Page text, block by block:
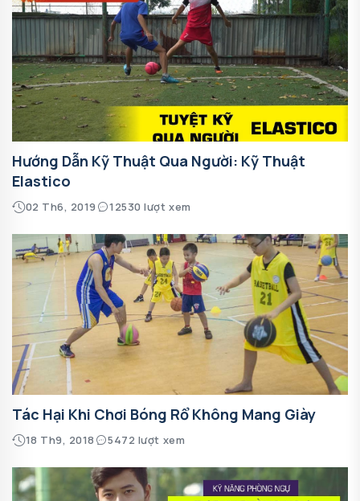
Hướng Dẫn Kỹ Thuật Qua Người: Kỹ Thuật
Elastico
02 Th6, 2019 12530 lượt xem
Tác Hại Khi Chơi Bóng Rổ Không Mang Giày
18 Th9, 2018 5472 lượt xem